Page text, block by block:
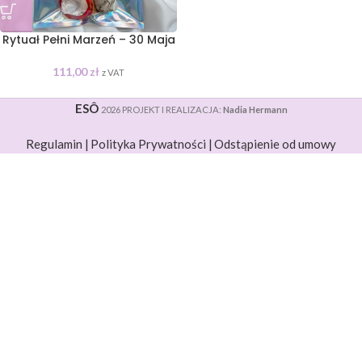
Rytuał Pełni Marzeń – 30 Maja
111,00zł z VAT
ESÔ 2026 PROJEKT I REALIZACJA: Nadia Hermann
Regulamin | Polityka Prywatności | Odstąpienie od umowy